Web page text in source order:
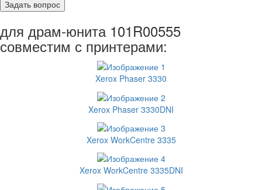
для драм-юнита 101R00555
совместим с принтерами:
Xerox Phaser 3330
Xerox Phaser 3330DNI
Xerox WorkCentre 3335
Xerox WorkCentre 3335DNI